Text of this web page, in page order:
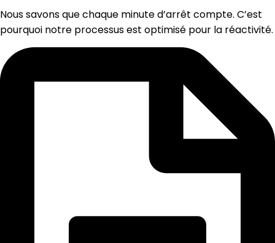
Nous savons que chaque minute d’arrêt compte. C’est
pourquoi notre processus est optimisé pour la réactivité.